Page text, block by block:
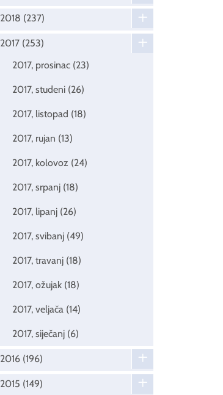
2018 (237)
2017 (253)
2017, prosinac (23)
2017, studeni (26)
2017, listopad (18)
2017, rujan (13)
2017, kolovoz (24)
2017, srpanj (18)
2017, lipanj (26)
2017, svibanj (49)
2017, travanj (18)
2017, ožujak (18)
2017, veljača (14)
2017, siječanj (6)
2016 (196)
2015 (149)